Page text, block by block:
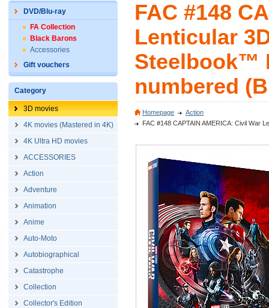
DVD/Blu-ray
FA Collection
Black Barons
Accessories
Gift vouchers
Category
3D movies
4K movies (Mastered in 4K)
4K Ultra HD movies
ACCESSORIES
Action
Adventure
Animation
Anime
Auto-Moto
Autobiographical
Catastrophe
Collection
Collector's Edition
FAC #148
Lenticular
Steelbook™
numbered
Homepage
Action
FAC #148 CAPTAIN AMERICA: Civil War